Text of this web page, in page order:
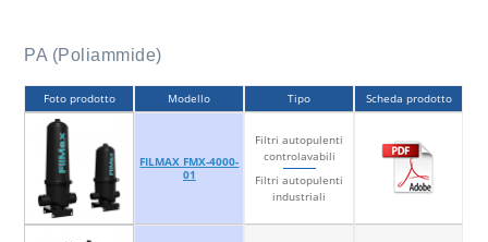
PA (Poliammide)
Foto prodotto Modello Tipo Scheda prodotto
FILMAX FMX-4000-
01
Filtri autopulenti
controlavabili
Filtri autopulenti
industriali